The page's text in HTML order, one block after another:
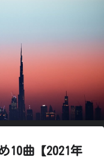
10曲【2021年